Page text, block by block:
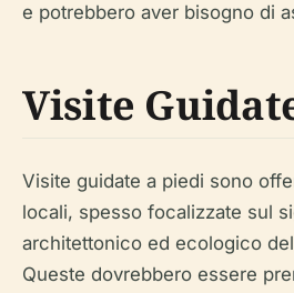
e potrebbero aver bisogno di
Visite
Visite guidate a piedi sono
locali, spesso focalizzate sul
architettonico ed ecologico
Queste dovrebbero essere